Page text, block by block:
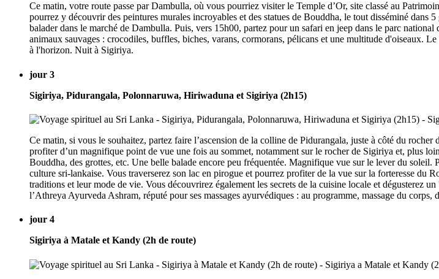
Ce matin, votre route passe par Dambulla, où vous pourriez visiter le Temple d’Or, site classé au
pourrez y découvrir des peintures murales incroyables et des statues de Bouddha, le tout disséminé
balader dans le marché de Dambulla. Puis, vers 15h00, partez pour un safari en jeep dans le parc
animaux sauvages : crocodiles, buffles, biches, varans, cormorans, pélicans et une multitude d'oiseaux.
à l'horizon. Nuit à Sigiriya.
jour 3
Sigiriya, Pidurangala, Polonnaruwa, Hiriwaduna et Sigiriya (2h15)
Ce matin, si vous le souhaitez, partez faire l’ascension de la colline de Pidurangala, juste à côté du
profiter d’un magnifique point de vue une fois au sommet, notamment sur le rocher de Sigiriya et, plus
Bouddha, des grottes, etc. Une belle balade encore peu fréquentée. Magnifique vue sur le lever du
culture sri-lankaise. Vous traverserez son lac en pirogue et pourrez profiter de la vue sur la forteresse
traditions et leur mode de vie. Vous découvrirez également les secrets de la cuisine locale et dégusterez
l’Athreya Ayurveda Ashram, réputé pour ses massages ayurvédiques : au programme, massage du
jour 4
Sigiriya à Matale et Kandy (2h de route)